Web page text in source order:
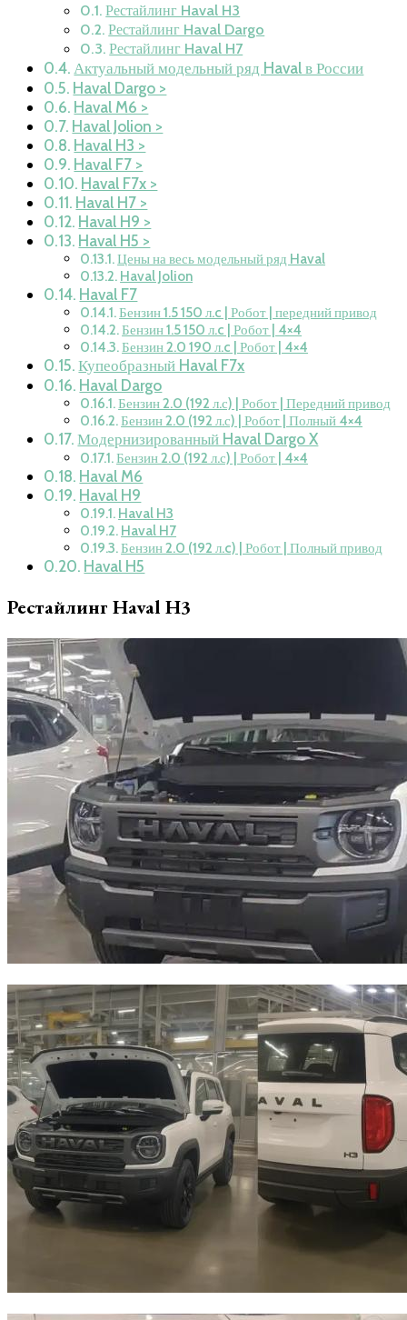
Рестайлинг Haval H3
Рестайлинг Haval Dargo
Рестайлинг Haval H7
Актуальный модельный ряд Haval в России
Haval Dargo >
Haval M6 >
Haval Jolion >
Haval H3 >
Haval F7 >
Haval F7x >
Haval H7 >
Haval H9 >
Haval H5 >
Цены на весь модельный ряд Haval
Haval Jolion
Haval F7
Бензин 1.5 150 л.c | Робот | передний привод
Бензин 1.5 150 л.c | Робот | 4×4
Бензин 2.0 190 л.c | Робот | 4×4
Купеобразный Haval F7x
Haval Dargo
Бензин 2.0 (192 л.с) | Робот | Передний привод
Бензин 2.0 (192 л.с) | Робот | Полный 4×4
Модернизированный Haval Dargo X
Бензин 2.0 (192 л.с) | Робот | 4×4
Haval M6
Haval H9
Haval H3
Haval H7
Бензин 2.0 (192 л.c) | Робот | Полный привод
Haval H5
Рестайлинг Haval H3